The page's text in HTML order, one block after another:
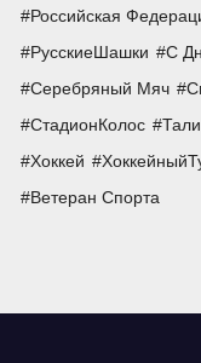
Российская
РусскиеШашки
С
Серебряный Мяч
СтадионКолос
Хоккей
Ветеран Спорта